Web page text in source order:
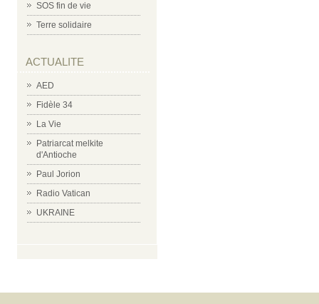
SOS fin de vie
Terre solidaire
ACTUALITE
AED
Fidèle 34
La Vie
Patriarcat melkite
d'Antioche
Paul Jorion
Radio Vatican
UKRAINE